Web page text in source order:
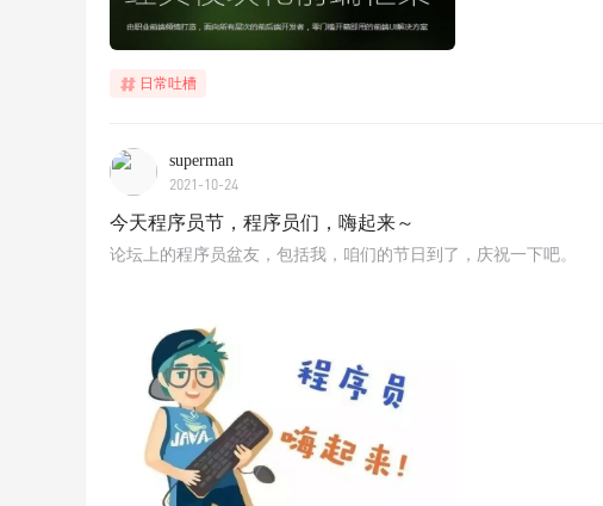
日常吐槽
superman
2021-10-24
今天程序员节，程序员们，嗨起来～
论坛上的程序员盆友，包括我，咱们的节日到了，庆祝一下吧。